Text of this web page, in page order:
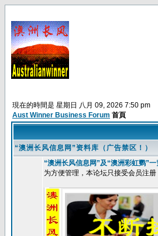
現在的時間是 星期日 八月 09, 2026 7:50 pm
Aust Winner Business Forum 首頁
“澳洲长风信息网”资料库（广告禁区！）
“澳洲长风信息网”及“澳洲彩虹鹦”
为方便管理，本论坛只接受会员注